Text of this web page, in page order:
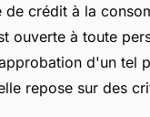
de crédit à la
ouverte à toute
d'un tel
repose sur des